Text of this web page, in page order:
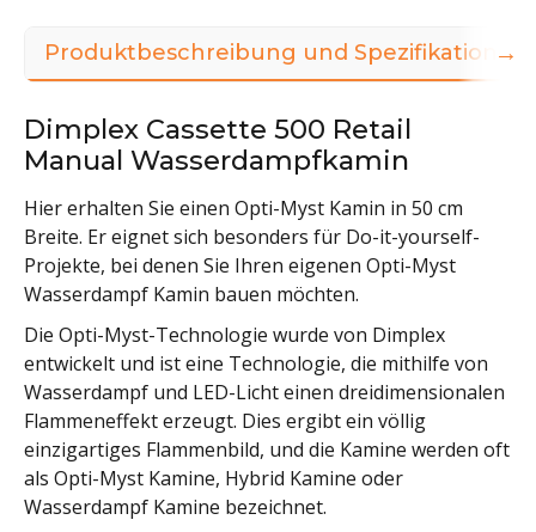
Produktbeschreibung und Spezifikationen
Dimplex Cassette 500 Retail
Manual Wasserdampfkamin
Hier erhalten Sie einen Opti-Myst Kamin in 50 cm
Breite. Er eignet sich besonders für Do-it-yourself-
Projekte, bei denen Sie Ihren eigenen Opti-Myst
Wasserdampf Kamin bauen möchten.
Die Opti-Myst-Technologie wurde von Dimplex
entwickelt und ist eine Technologie, die mithilfe von
Wasserdampf und LED-Licht einen dreidimensionalen
Flammeneffekt erzeugt. Dies ergibt ein völlig
einzigartiges Flammenbild, und die Kamine werden oft
als Opti-Myst Kamine, Hybrid Kamine oder
Wasserdampf Kamine bezeichnet.
→